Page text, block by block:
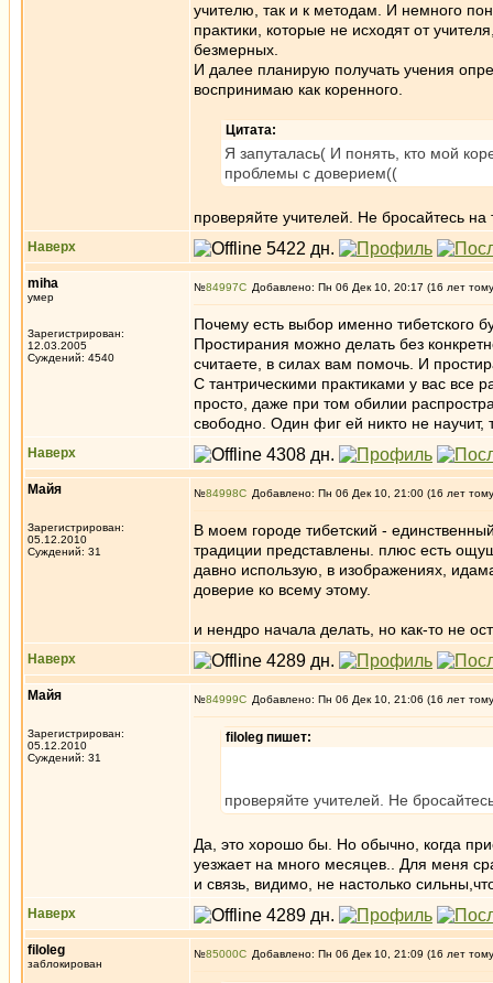
учителю, так и к методам. И немного
практики, которые не исходят от
безмерных.
И далее планирую получать учения
воспринимаю как коренного.
Цитата:
Я запуталась( И понять, кто мой
проблемы с доверием((
проверяйте учителей. Не бросайтесь на
Наверх
miha
умер
Зарегистрирован:
12.03.2005
Суждений: 4540
№84997 Добавлено: Пн 06 Дек 10, 20:17 (16 лет
Почему есть выбор именно тибетского
Простирания можно делать без
считаете, в силах вам помочь. И
С тантрическими практиками у вас все
просто, даже при том обилии
свободно. Один фиг ей никто не
Наверх
Майя
Зарегистрирован:
05.12.2010
Суждений: 31
№84998 Добавлено: Пн 06 Дек 10, 21:00 (16 лет
В моем городе тибетский -
традиции представлены. плюс есть
давно использую, в изображениях,
доверие ко всему этому.
и нендро начала делать, но как-то не
Наверх
Майя
Зарегистрирован:
05.12.2010
Суждений: 31
№84999 Добавлено: Пн 06 Дек 10, 21:06 (16 лет
filoleg пишет:
проверяйте учителей. Не
Да, это хорошо бы. Но обычно, когда
уезжает на много месяцев.. Для меня
и связь, видимо, не настолько
Наверх
filoleg
заблокирован
№85000 Добавлено: Пн 06 Дек 10, 21:09 (16 лет